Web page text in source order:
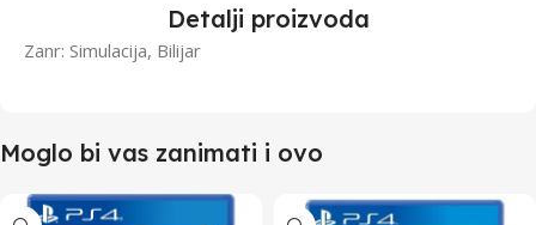
Detalji proizvoda
Zanr: Simulacija, Bilijar
Moglo bi vas zanimati i ovo